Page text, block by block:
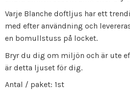
Varje Blanche doftljus har ett
med efter användning och
en bomullstuss på locket.
Bryr du dig om miljön och är ute
är detta ljuset för dig.
Antal / paket: 1st